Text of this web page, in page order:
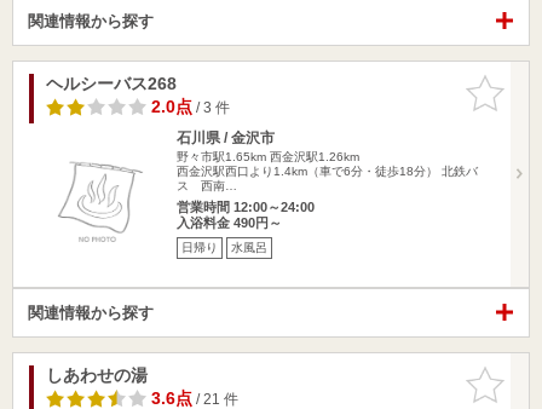
関連情報から探す
お気に入
りに追加
ヘルシーバス268
2.0点/ 3 件
石川県 / 金沢市
野々市駅1.65km 西金沢駅1.26km
西金沢駅西口より1.4km（車で6分・徒歩18分） 北鉄バ
ス 西南…
営業時間 12:00～24:00
入浴料金 490円～
日帰り 水風呂
関連情報から探す
お気に入
りに追加
しあわせの湯
3.6点/ 21 件